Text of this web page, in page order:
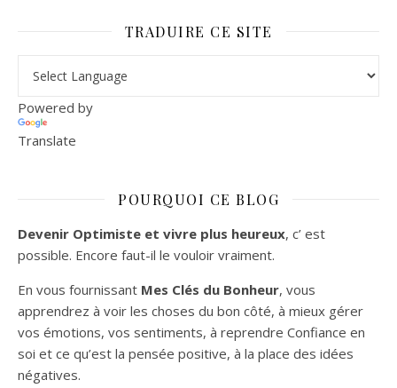
TRADUIRE CE SITE
Powered by
Translate
POURQUOI CE BLOG
Devenir Optimiste et vivre plus heureux, c’ est
possible. Encore faut-il le vouloir vraiment.
En vous fournissant Mes Clés du Bonheur, vous
apprendrez à voir les choses du bon côté, à mieux gérer
vos émotions, vos sentiments, à reprendre Confiance en
soi et ce qu’est la pensée positive, à la place des idées
négatives.